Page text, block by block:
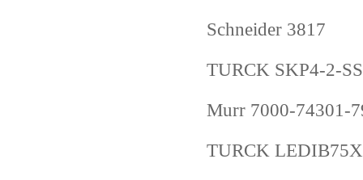
Schneider 3817
TURCK SKP4-2-
Murr 7000-74301-
TURCK